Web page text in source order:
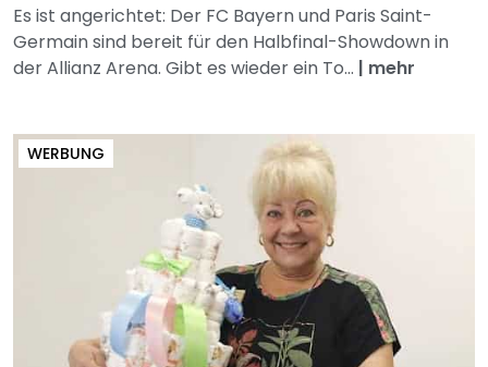
Es ist angerichtet: Der FC Bayern und Paris Saint-
Germain sind bereit für den Halbfinal-Showdown in
der Allianz Arena. Gibt es wieder ein To... | mehr
WERBUNG